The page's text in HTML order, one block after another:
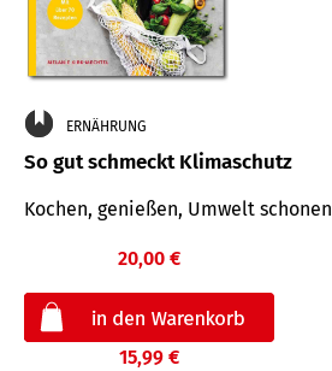
ERNÄHRUNG
So gut schmeckt Klimaschutz
Kochen, genießen, Umwelt schonen
20,00 €
15,99 €